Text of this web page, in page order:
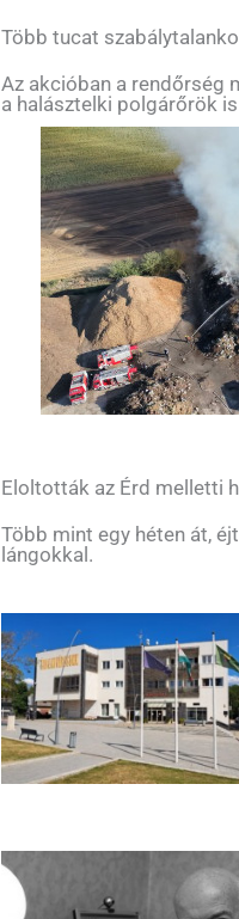
Több tucat
Az akcióban a rendőrség
a halásztelki polgárőrök
Eloltották az Érd melletti
Több mint egy héten át,
lángokkal.